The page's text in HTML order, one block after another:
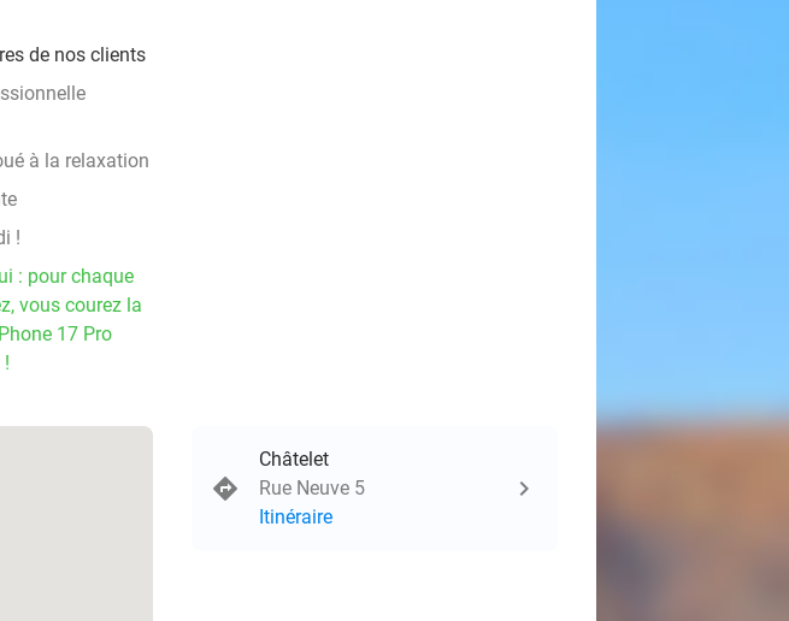
de nos clients
à la relaxation
!
: pour chaque
vous courez la
17 Pro
Châtelet
Rue Neuve 5
Itinéraire